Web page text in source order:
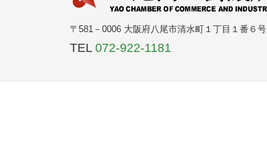
〒581－0006 大阪府八尾市清水町１丁目１番６号
TEL 072-922-1181